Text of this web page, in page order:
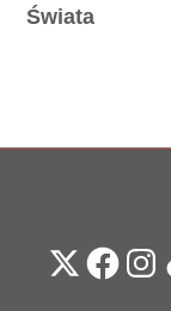
Świata